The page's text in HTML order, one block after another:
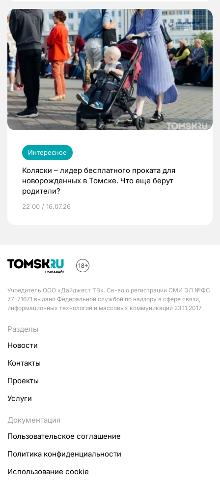
Интересное
Коляски – лидер бесплатного проката для
новорожденных в Томске. Что еще берут
родители?
22:00 / 16.07.26
Учредитель ООО «Дайджест ТВ». Св-во о регистрации СМИ ЭЛ №ФС
77-71671 выдано Федеральной службой по надзору в сфере связи,
информационных технологий и массовых коммуникаций 23.11.2017
Разделы
Новости
Контакты
Проекты
Услуги
Документация
Пользовательское соглашение
Политика конфиденциальности
Использование cookie